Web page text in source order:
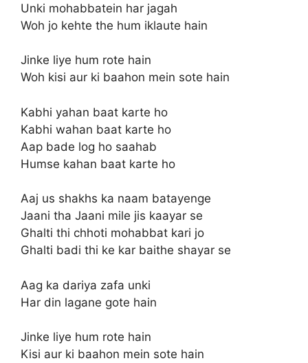
Unki mohabbatein har jagah
Woh jo kehte the hum iklaute hain
Jinke liye hum rote hain
Woh kisi aur ki baahon mein sote hain
Kabhi yahan baat karte ho
Kabhi wahan baat karte ho
Aap bade log ho saahab
Humse kahan baat karte ho
Aaj us shakhs ka naam batayenge
Jaani tha Jaani mile jis kaayar se
Ghalti thi chhoti mohabbat kari jo
Ghalti badi thi ke kar baithe shayar se
Aag ka dariya zafa unki
Har din lagane gote hain
Jinke liye hum rote hain
Kisi aur ki baahon mein sote hain